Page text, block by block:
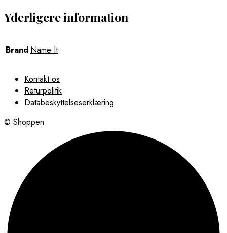
Yderligere information
Brand Name It
Kontakt os
Returpolitik
Databeskyttelseserklæring
© Shoppen